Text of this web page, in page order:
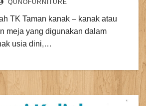
QUNOFURNITURE
TK Taman kanak – kanak atau
meja yang digunakan dalam
usia dini,…